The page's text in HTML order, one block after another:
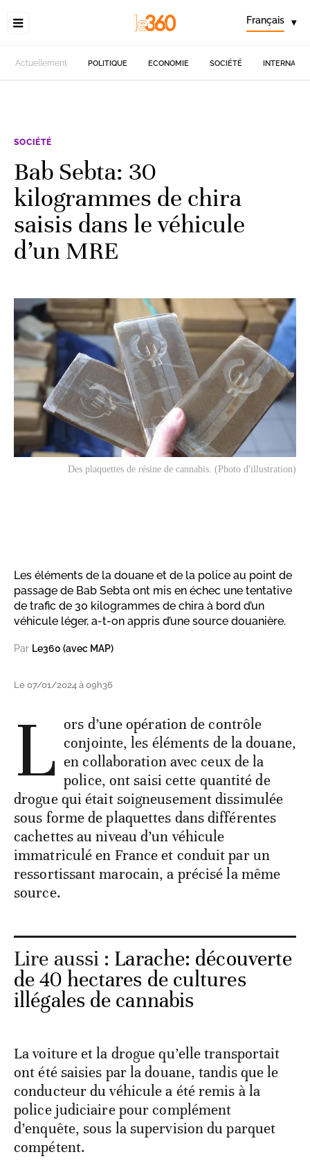
Français ▾
Actuellement POLITIQUE ECONOMIE SOCIÉTÉ
SOCIÉTÉ
Bab Sebta: 30
kilogrammes de chira
saisis dans le véhicule
d’un MRE
Des plaquettes de résine de cannabis. (Photo d'illustration)
Les éléments de la douane et de la police au point de
passage de Bab Sebta ont mis en échec une tentative
de trafic de 30 kilogrammes de chira à bord d’un
véhicule léger, a-t-on appris d’une source douanière.
Par Le360 (avec MAP)
Le 07/01/2024 à 09h36
L ors d’une opération de contrôle
conjointe, les éléments de la douane,
en collaboration avec ceux de la
police, ont saisi cette quantité de
drogue qui était soigneusement dissimulée
sous forme de plaquettes dans différentes
cachettes au niveau d’un véhicule
immatriculé en France et conduit par un
ressortissant marocain, a précisé la même
source.
Lire aussi : Larache: découverte
de 40 hectares de cultures
illégales de cannabis
La voiture et la drogue qu’elle transportait
ont été saisies par la douane, tandis que le
conducteur du véhicule a été remis à la
police judiciaire pour complément
d’enquête, sous la supervision du parquet
compétent.